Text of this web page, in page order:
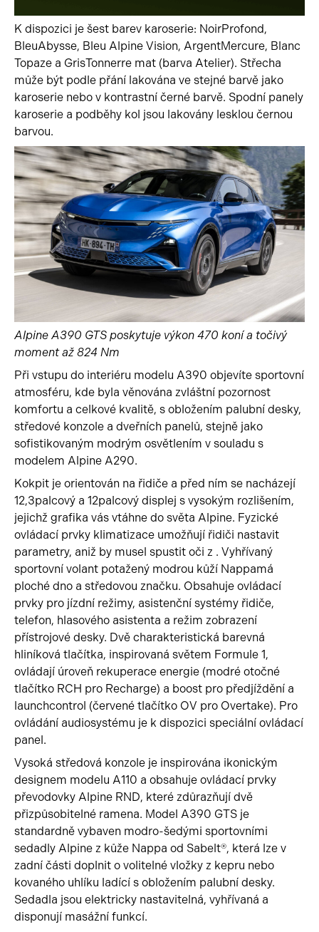
K dispozici je šest barev karoserie: NoirProfond,
BleuAbysse, Bleu Alpine Vision, ArgentMercure, Blanc
Topaze a GrisTonnerre mat (barva Atelier). Střecha
může být podle přání lakována ve stejné barvě jako
karoserie nebo v kontrastní černé barvě. Spodní panely
karoserie a podběhy kol jsou lakovány lesklou černou
barvou.
Alpine A390 GTS poskytuje výkon 470 koní a točivý
moment až 824 Nm
Při vstupu do interiéru modelu A390 objevíte sportovní
atmosféru, kde byla věnována zvláštní pozornost
komfortu a celkové kvalitě, s obložením palubní desky,
středové konzole a dveřních panelů, stejně jako
sofistikovaným modrým osvětlením v souladu s
modelem Alpine A290.
Kokpit je orientován na řidiče a před ním se nacházejí
12,3palcový a 12palcový displej s vysokým rozlišením,
jejichž grafika vás vtáhne do světa Alpine. Fyzické
ovládací prvky klimatizace umožňují řidiči nastavit
parametry, aniž by musel spustit oči z . Vyhřívaný
sportovní volant potažený modrou kůží Nappamá
ploché dno a středovou značku. Obsahuje ovládací
prvky pro jízdní režimy, asistenční systémy řidiče,
telefon, hlasového asistenta a režim zobrazení
přístrojové desky. Dvě charakteristická barevná
hliníková tlačítka, inspirovaná světem Formule 1,
ovládají úroveň rekuperace energie (modré otočné
tlačítko RCH pro Recharge) a boost pro předjíždění a
launchcontrol (červené tlačítko OV pro Overtake). Pro
ovládání audiosystému je k dispozici speciální ovládací
panel.
Vysoká středová konzole je inspirována ikonickým
designem modelu A110 a obsahuje ovládací prvky
převodovky Alpine RND, které zdůrazňují dvě
přizpůsobitelné ramena. Model A390 GTS je
standardně vybaven modro-šedými sportovními
sedadly Alpine z kůže Nappa od Sabelt®, která lze v
zadní části doplnit o volitelné vložky z kepru nebo
kovaného uhlíku ladící s obložením palubní desky.
Sedadla jsou elektricky nastavitelná, vyhřívaná a
disponují masážní funkcí.